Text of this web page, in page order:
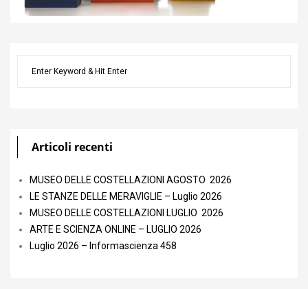
Articoli recenti
MUSEO DELLE COSTELLAZIONI AGOSTO 2026
LE STANZE DELLE MERAVIGLIE – Luglio 2026
MUSEO DELLE COSTELLAZIONI LUGLIO 2026
ARTE E SCIENZA ONLINE – LUGLIO 2026
Luglio 2026 – Informascienza 458